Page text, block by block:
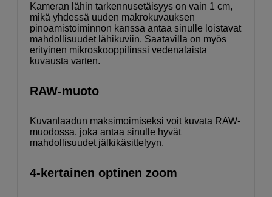
Kameran lähin tarkennusetäisyys on vain 1 cm,
mikä yhdessä uuden makrokuvauksen
pinoamistoiminnon kanssa antaa sinulle loistavat
mahdollisuudet lähikuviin. Saatavilla on myös
erityinen mikroskooppilinssi vedenalaista
kuvausta varten.
RAW-muoto
Kuvanlaadun maksimoimiseksi voit kuvata RAW-
muodossa, joka antaa sinulle hyvät
mahdollisuudet jälkikäsittelyyn.
4-kertainen optinen zoom